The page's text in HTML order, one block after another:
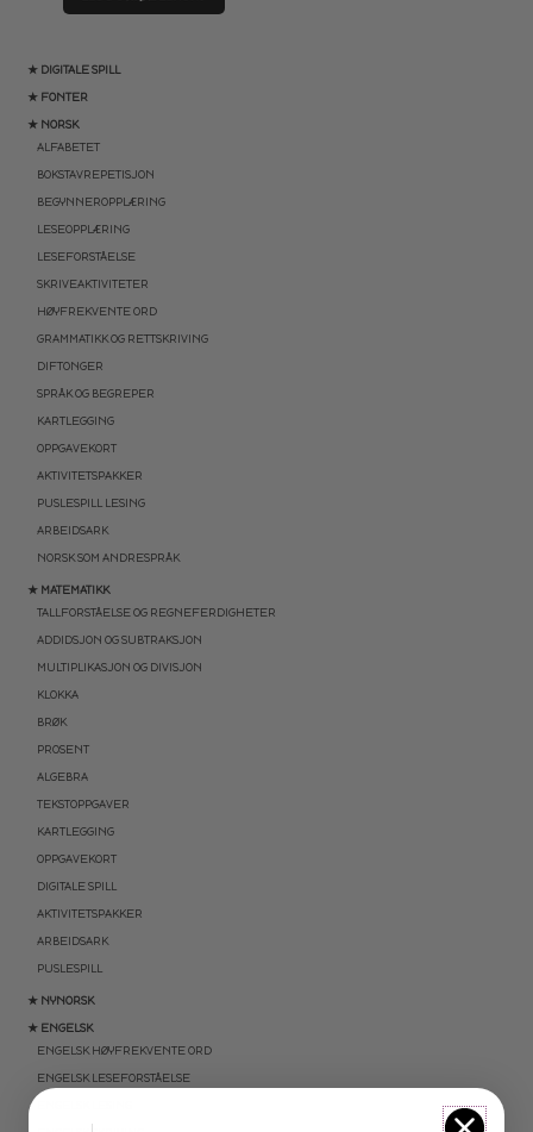
★ DIGITALE SPILL
★ FONTER
★ NORSK
ALFABETET
BOKSTAVREPETISJON
BEGYNNEROPPLÆRING
LESEOPPLÆRING
LESEFORSTÅELSE
SKRIVEAKTIVITETER
HØYFREKVENTE ORD
GRAMMATIKK OG RETTSKRIVING
DIFTONGER
SPRÅK OG BEGREPER
KARTLEGGING
OPPGAVEKORT
AKTIVITETSPAKKER
PUSLESPILL LESING
ARBEIDSARK
NORSK SOM ANDRESPRÅK
★ MATEMATIKK
TALLFORSTÅELSE OG REGNEFERDIGHETER
ADDIDSJON OG SUBTRAKSJON
MULTIPLIKASJON OG DIVISJON
KLOKKA
BRØK
PROSENT
ALGEBRA
TEKSTOPPGAVER
KARTLEGGING
OPPGAVEKORT
DIGITALE SPILL
AKTIVITETSPAKKER
ARBEIDSARK
PUSLESPILL
★ NYNORSK
★ ENGELSK
ENGELSK HØYFREKVENTE ORD
ENGELSK LESEFORSTÅELSE